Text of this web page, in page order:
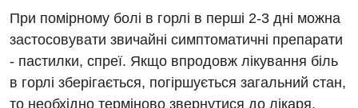
Відділення інтенсивної терапії
Відділення кардіосудинної патології та неврології
Відділення невідкладних станів
Хірургічне відділення
Швидка медична допомога
При помірному болі в горлі в перші 2-3 дні можна
застосовувати звичайні симптоматичні препарати
- пастилки, спреї. Якщо впродовж лікування біль
в горлі зберігається, погіршується загальний стан,
то необхідно терміново звернутися до лікаря.